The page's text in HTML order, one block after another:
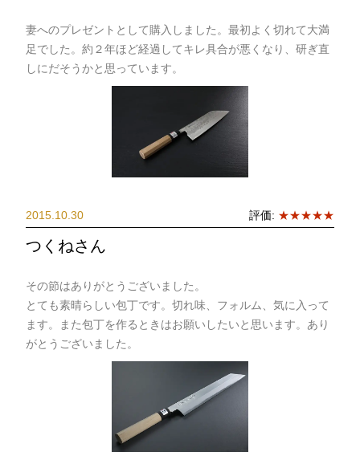
妻へのプレゼントとして購入しました。最初よく切れて大満
足でした。約２年ほど経過してキレ具合が悪くなり、研ぎ直
しにだそうかと思っています。
2015.10.30 評価: ★★★★★
つくねさん
その節はありがとうございました。
とても素晴らしい包丁です。切れ味、フォルム、気に入って
ます。また包丁を作るときはお願いしたいと思います。あり
がとうございました。